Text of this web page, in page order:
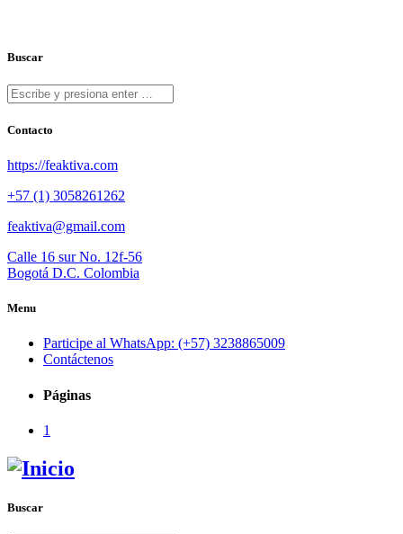
Buscar
Contacto
https://feaktiva.com
+57 (1) 3058261262
feaktiva@gmail.com
Calle 16 sur No. 12f-56
Bogotá D.C. Colombia
Menu
Participe al WhatsApp: (+57) 3238865009
Contáctenos
Páginas
1
Buscar